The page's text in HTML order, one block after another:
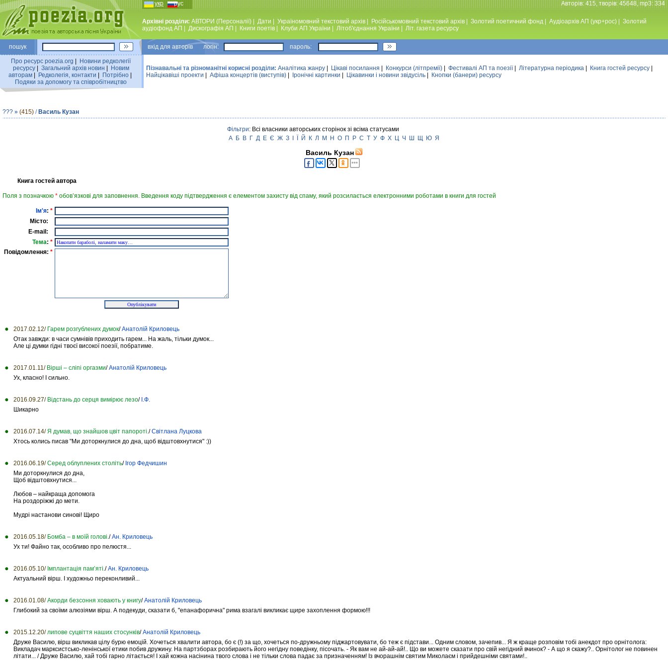
укр рус Авторiв: 415, творiв: 45648, mp3: 334
Архівні розділи: АВТОРИ (Персоналії) Дати Україномовний текстовий архiв Російськомовний текстовий архів Золотий поетичний фонд Аудiоархiв АП (укр+рос)
Золотий
аудiофонд АП
Дискографiя АП Книги поетiв Клуби АП України Лiтоб'єднання України Лiт. газета ресурсу
пошук вхiд для авторiв логін: пароль:
Про ресурс poezia.org
Новини редколегiї
ресурсу| Загальний архiв новин
Новим
авторам
Редколегiя, контакти Потрiбно
Подяки за допомогу та співробітництво
Пізнавальні та різноманітні корисні розділи: Аналiтика жанру Цікаві посилання Конкурси (лiтпремiї) Фестивалi АП та поезiї| Літературна періодика Книга гостей ресурсу
Найцiкавiшi проекти
Афіша концертів (виступів) Iронiчнi картинки Цікавинки і новини звідусіль Кнопки (банери) ресурсу
??? » (415) / Василь Кузан
Фільтри: Всі власники авторських сторінок зі всіма статусами
А Б В Г Д Е Є Ж З Й К Л М Н О П Р С Т У Ф Х Ц Ч Ш Щ Ю Я
Василь Кузан
Книга гостей автора
Поля з позначкою * обов’язкові для заповнення. Введення коду підтвердження є елементом захисту від спаму, який розсилається електронними роботами в книги для гостей
Ім'я: *
Місто:
E-mail:
Тема: *
Повідомлення: *
2017.02.12/ Гарем розгублених думок/Анатолій Криловець
Отак завжди: в часи сумнівів приходить гарем... На жаль, тільки думок...
Але ці думки гідні твоєї високої поезії, побратиме.
2017.01.11/ Вірші – сліпі оргазми/Анатолій Криловець
Ух, класно! І сильно.
2016.09.27/ Відстань до серця вимірює лезо/ І.Ф.
Шикарно
2016.07.14/ Я думав, що знайшов цвіт папороті./Світлана Луцкова
Хтось колись писав "Ми доторкнулися до дна, щоб відштовхнутися" :))
2016.06.19/ Серед облуплених століть/ Ігор Федчишин
Ми доторкнулися до дна,
Щоб відштовхнутися...
Любов – найкраща допомога
На роздоріжжі до мети.
Мудрі настанови синові! Щиро
2016.05.18/ Бомба – в моїй голові./Ан. Криловець
Ух ти! Файно так, особливо про пелюстя...
2016.05.10/ Імплантація пам’яті./Ан. Криловець
Актуальний вірш. І художньо переконливий...
2016.01.08/ Акорди безсоння ховають у книгу/Анатолій Криловець
Глибокий за своїми алюзіями вірш. А подекуди, сказати б, "епанафорична" рима взагалі викликає щире захоплення формою!!!
2015.12.20/ липове суцвіття наших стосунків/Анатолій Криловець
Друже Василю, вірш викликав цілу бурю емоцій. Хочеться хвалити автора, бо є (!) за що, хочеться по-дружньому піджартовувати, бо теж є підстави... Одним словом, зачепив... Я ж краще розповім тобі анекдот про орнітолога:
Викладач марксистсько-ленінської етики побив дружину. На партзборах розбирають його негідну поведінку, пісочать. - Як вам не ай-ай-ай!.. Що ви можете сказати про свій негідний вчинок? - А що я скажу?.. Орнітолог не повинен
літати... / Друже Василю, хай тобі гарно літається! І хай кожна насінина твого слова і не тільки слова падає за призначенням! Із вчорашнім святим Миколаєм і прийдешніми святами!..